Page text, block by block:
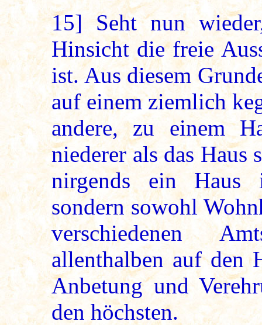
15] Seht nun
Hinsicht die freie
ist. Aus diesem
auf einem ziemlich
andere, zu einem
niederer als das Haus
nirgends ein Haus
sondern sowohl
verschiedenen
allenthalben auf den
Anbetung und
den höchsten.